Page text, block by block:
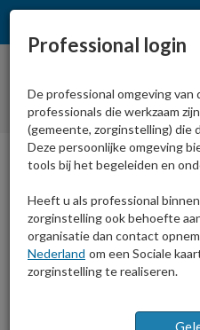
Home Inloggen
Professional login
De professional omgeving van
professionals die werkzaam
(gemeente, zorginstelling) die
Deze persoonlijke omgeving
tools bij het begeleiden en
Heeft u als professional
zorginstelling ook behoefte
organisatie dan contact
Nederland om een Sociale
zorginstelling te realiseren.